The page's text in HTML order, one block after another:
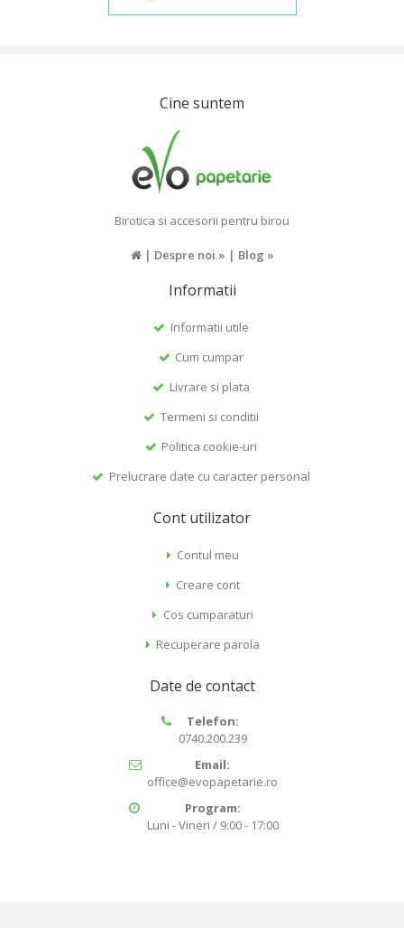
Cine suntem
Birotica si accesorii pentru birou
| Despre noi » | Blog »
Informatii
Informatii utile
Cum cumpar
Livrare si plata
Termeni si conditii
Politica cookie-uri
Prelucrare date cu caracter personal
Cont utilizator
Contul meu
Creare cont
Cos cumparaturi
Recuperare parola
Date de contact
Telefon:
0740.200.239
Email:
office@evopapetarie.ro
Program:
Luni - Vineri / 9:00 - 17:00